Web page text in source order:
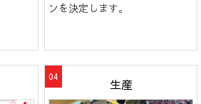
ンを決定します。
生産